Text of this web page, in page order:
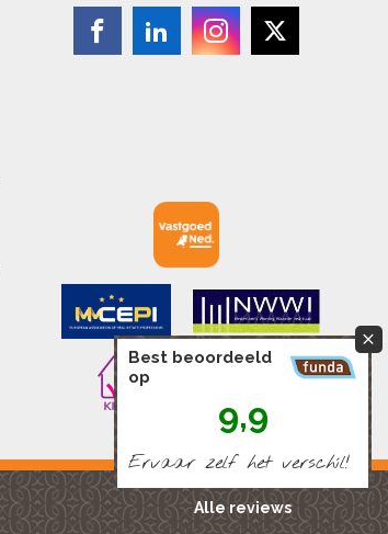
Powered by Marble IT
Best beoordeeld
op
9,9
Ervaar zelf het verschíl!
Alle reviews